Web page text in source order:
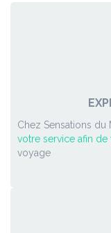
Chez Sensations
votre service afin de
voyage